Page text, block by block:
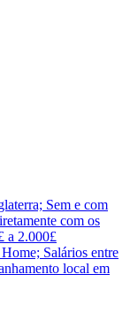
Sem e com
com os
a 2.000£
Salários entre
local em